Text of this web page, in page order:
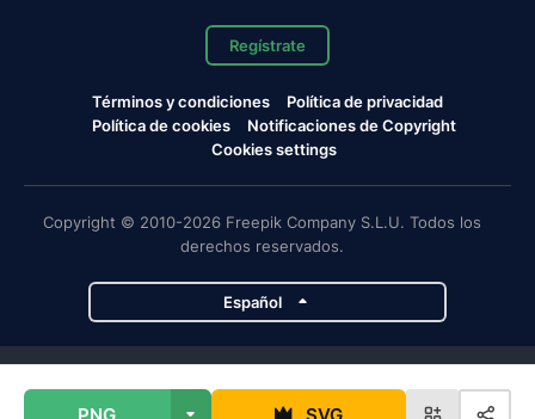
Regístrate
Términos y condiciones
Política de privacidad
Política de cookies
Notificaciones de Copyright
Cookies settings
Copyright © 2010-2026 Freepik Company S.L.U. Todos los
derechos reservados.
Español